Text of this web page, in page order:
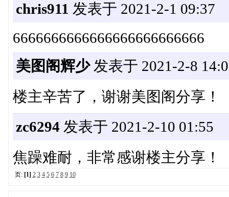
chris911 发表于 2021-2-1 09:37
6666666666666666666666666
美图阁辉少发表于 2021-2-8
楼主辛苦了，谢谢美图阁分享！
zc6294 发表于 2021-2-10 01:55
焦躁难耐，非常感谢楼主分享！
页: [1] 2 3 4 5 6 7 8 9 10